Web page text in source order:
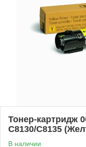
Тонер-картридж
C8130/C8135
В наличии